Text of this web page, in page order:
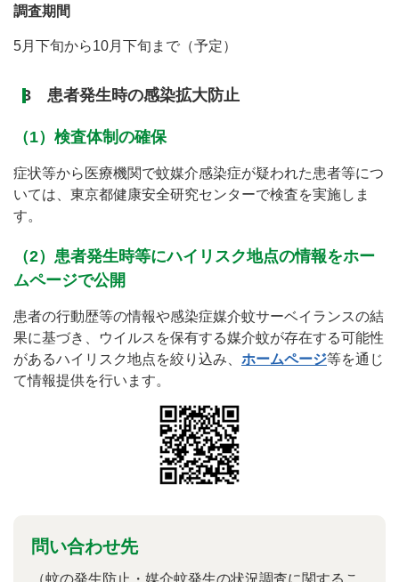
調査期間
5月下旬から10月下旬まで（予定）
3 患者発生時の感染拡大防止
（1）検査体制の確保
症状等から医療機関で蚊媒介感染症が疑われた患者等につ
いては、東京都健康安全研究センターで検査を実施しま
す。
（2）患者発生時等にハイリスク地点の情報をホー
ムページで公開
患者の行動歴等の情報や感染症媒介蚊サーベイランスの結
果に基づき、ウイルスを保有する媒介蚊が存在する可能性
があるハイリスク地点を絞り込み、 ホームページ等を通じ
て情報提供を行います。
問い合わせ先
（蚊の発生防止・媒介蚊発生の状況調査に関するこ